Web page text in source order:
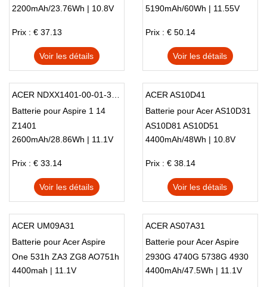
C6YW
2200mAh/23.76Wh | 10.8V
Prix : € 37.13
Voir les détails
51GM
5190mAh/60Wh | 11.55V
Prix : € 50.14
Voir les détails
Batterie pour Aspire 1 14
Z1401
2600mAh/28.86Wh | 11.1V
Prix : € 33.14
Voir les détails
ACER AS10D41
Batterie pour Acer AS10D31
AS10D81 AS10D51
AS10D41 AS10D61
4400mAh/48Wh | 10.8V
Prix : € 38.14
Voir les détails
ACER UM09A31
Batterie pour Acer Aspire
One 531h ZA3 ZG8 AO751h
4400mah | 11.1V
ACER AS07A31
Batterie pour Acer Aspire
2930G 4740G 5738G 4930
5735 5740 AS07A32
4400mAh/47.5Wh | 11.1V